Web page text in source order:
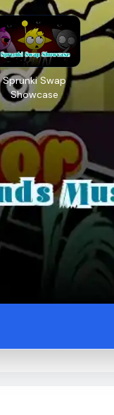
Sprunki Swap
Showcase